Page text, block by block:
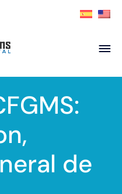
Aplicar ahora
de